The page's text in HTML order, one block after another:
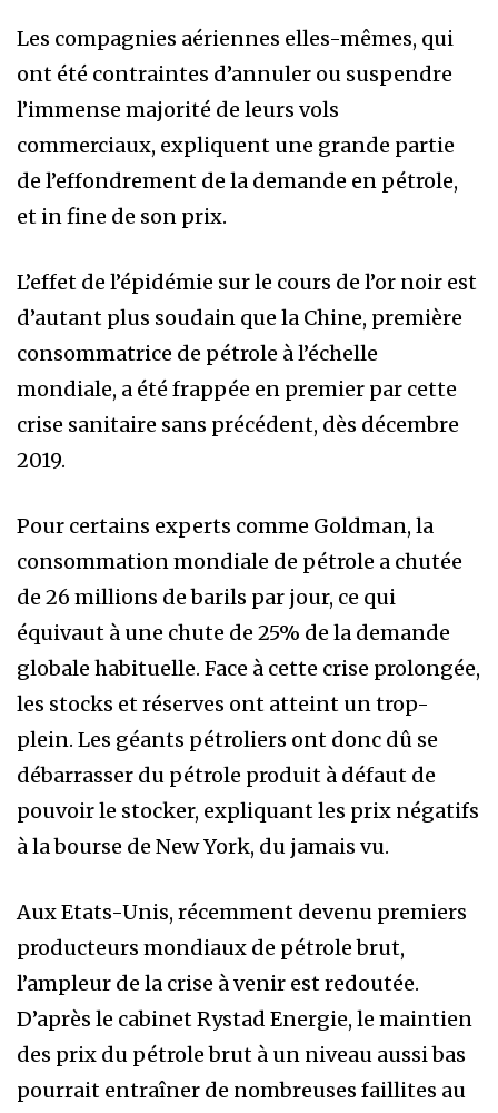
Les compagnies aériennes elles-mêmes, qui
ont été contraintes d’annuler ou suspendre
l’immense majorité de leurs vols
commerciaux, expliquent une grande partie
de l’effondrement de la demande en pétrole,
et in fine de son prix.
L’effet de l’épidémie sur le cours de l’or noir est
d’autant plus soudain que la Chine, première
consommatrice de pétrole à l’échelle
mondiale, a été frappée en premier par cette
crise sanitaire sans précédent, dès décembre
2019.
Pour certains experts comme Goldman, la
consommation mondiale de pétrole a chutée
de 26 millions de barils par jour, ce qui
équivaut à une chute de 25% de la demande
globale habituelle. Face à cette crise prolongée,
les stocks et réserves ont atteint un trop-
plein. Les géants pétroliers ont donc dû se
débarrasser du pétrole produit à défaut de
pouvoir le stocker, expliquant les prix négatifs
à la bourse de New York, du jamais vu.
Aux Etats-Unis, récemment devenu premiers
producteurs mondiaux de pétrole brut,
l’ampleur de la crise à venir est redoutée.
D’après le cabinet Rystad Energie, le maintien
des prix du pétrole brut à un niveau aussi bas
pourrait entraîner de nombreuses faillites au